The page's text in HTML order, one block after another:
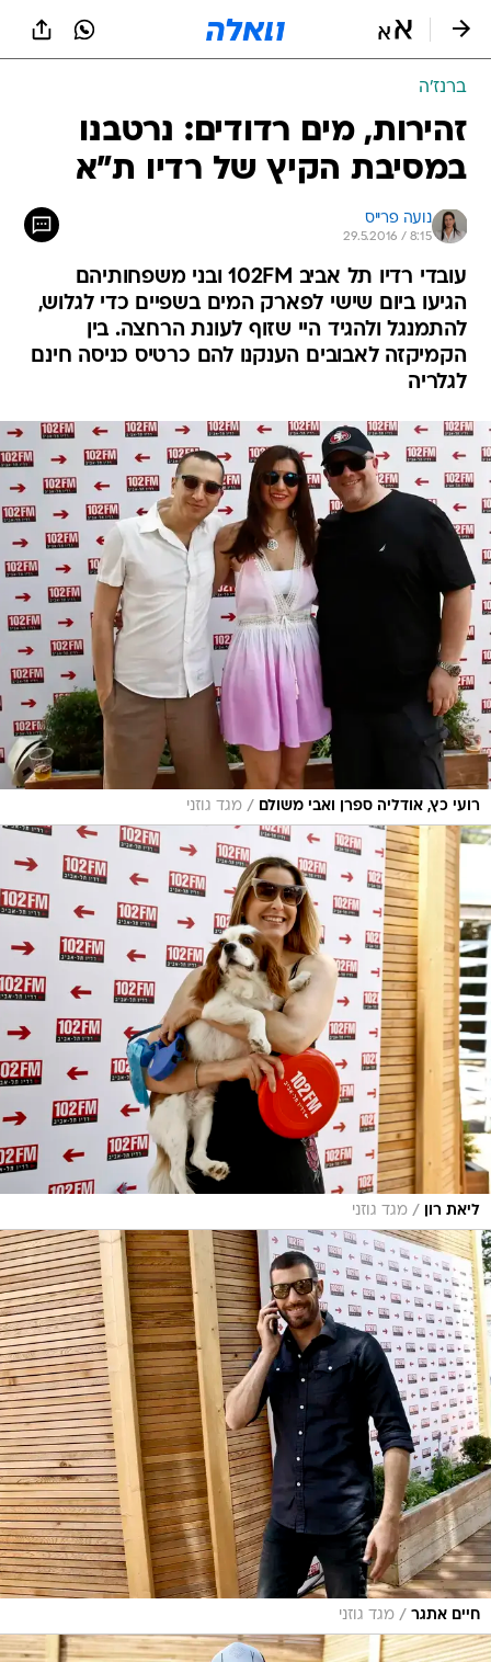
ברנז'ה
זהירות, מים רדודים: נרטבנו
במסיבת הקיץ של רדיו ת"א
נועה פרייס
29.5.2016 / 8:15
עובדי רדיו תל אביב 102FM ובני משפחותיהם
הגיעו ביום שישי לפארק המים בשפיים כדי לגלוש,
להתמנגל ולהגיד היי שזוף לעונת הרחצה. בין
הקמיקזה לאבובים הענקנו להם כרטיס כניסה חינם
לגלריה
רועי כץ, אודליה ספרן ואבי משולם / מגד גוזני
ליאת רון / מגד גוזני
חיים אתגר / מגד גוזני